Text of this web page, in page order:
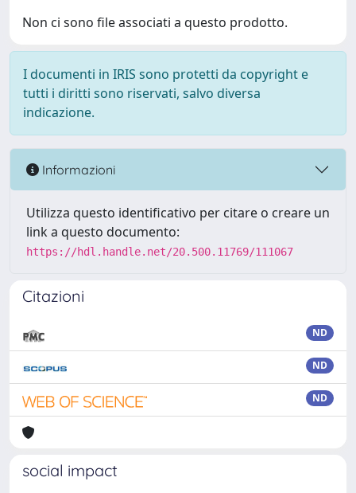
Non ci sono file associati a questo prodotto.
I documenti in IRIS sono protetti da copyright e
tutti i diritti sono riservati, salvo diversa
indicazione.
Informazioni
Utilizza questo identificativo per citare o creare un
link a questo documento:
https://hdl.handle.net/20.500.11769/111067
Citazioni
ND
ND
ND
social impact